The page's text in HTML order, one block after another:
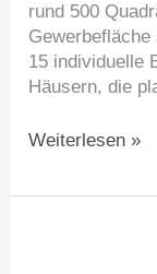
rund 500
15 individuelle
Häusern, die
Weiterlesen »